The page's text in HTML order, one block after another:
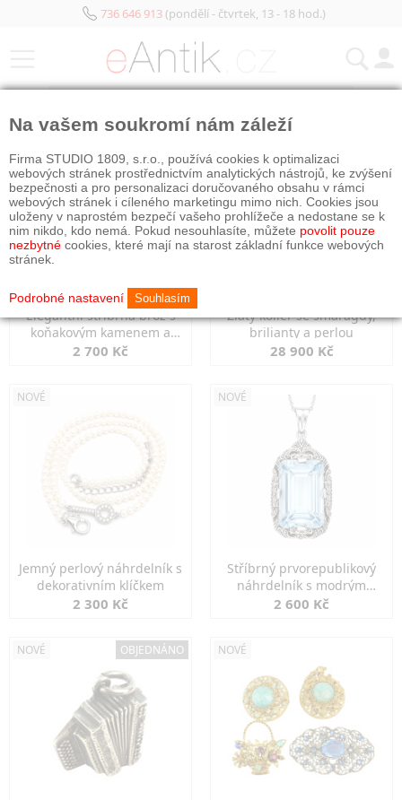
736 646 913(pondělí - čtvrtek, 13 - 18 hod.)
Elegantní stříbrná brož s
koňakovým kamenem a
markazity
2 700 Kč
Zlatý kolier se smaragdy,
brilianty a perlou
28 900 Kč
NOVÉ
Jemný perlový náhrdelník s
dekorativním klíčkem
2 300 Kč
NOVÉ
Stříbrný prvorepublikový
náhrdelník s modrým
spinelem
2 600 Kč
NOVÉ OBJEDNÁNO NOVÉ
Na vašem soukromí nám záleží
Firma STUDIO 1809, s.r.o., používá cookies k optimalizaci
webových stránek prostřednictvím analytických nástrojů, ke zvýšení
bezpečnosti a pro personalizaci doručovaného obsahu v rámci
webových stránek i cíleného marketingu mimo nich. Cookies jsou
uloženy v naprostém bezpečí vašeho prohlížeče a nedostane se k
nim nikdo, kdo nemá. Pokud nesouhlasíte, můžete povolit pouze
nezbytné cookies, které mají na starost základní funkce webových
stránek.
Podrobné nastavení Souhlasím